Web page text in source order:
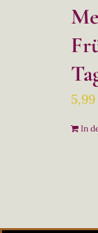
5,99
In